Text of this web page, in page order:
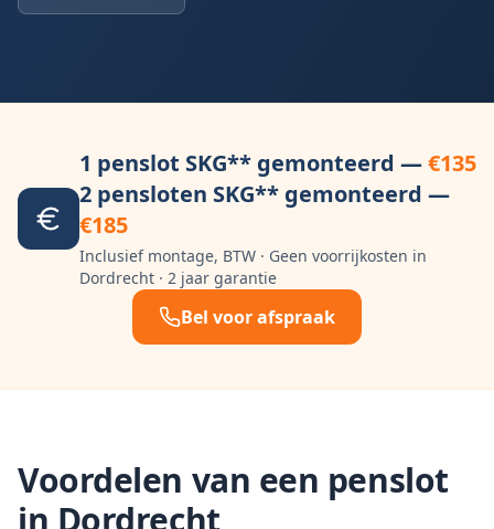
1 penslot SKG** gemonteerd —€135
2 pensloten SKG** gemonteerd —
€185
Inclusief montage, BTW · Geen voorrijkosten in
Dordrecht · 2 jaar garantie
Bel voor afspraak
Voordelen van een penslot
in Dordrecht